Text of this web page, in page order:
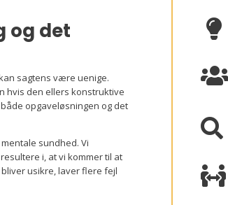
og det
sagtens være uenige.
hvis den ellers konstruktive
opgaveløsningen og det
sundhed. Vi
i, at vi kommer til at
usikre, laver flere fejl


